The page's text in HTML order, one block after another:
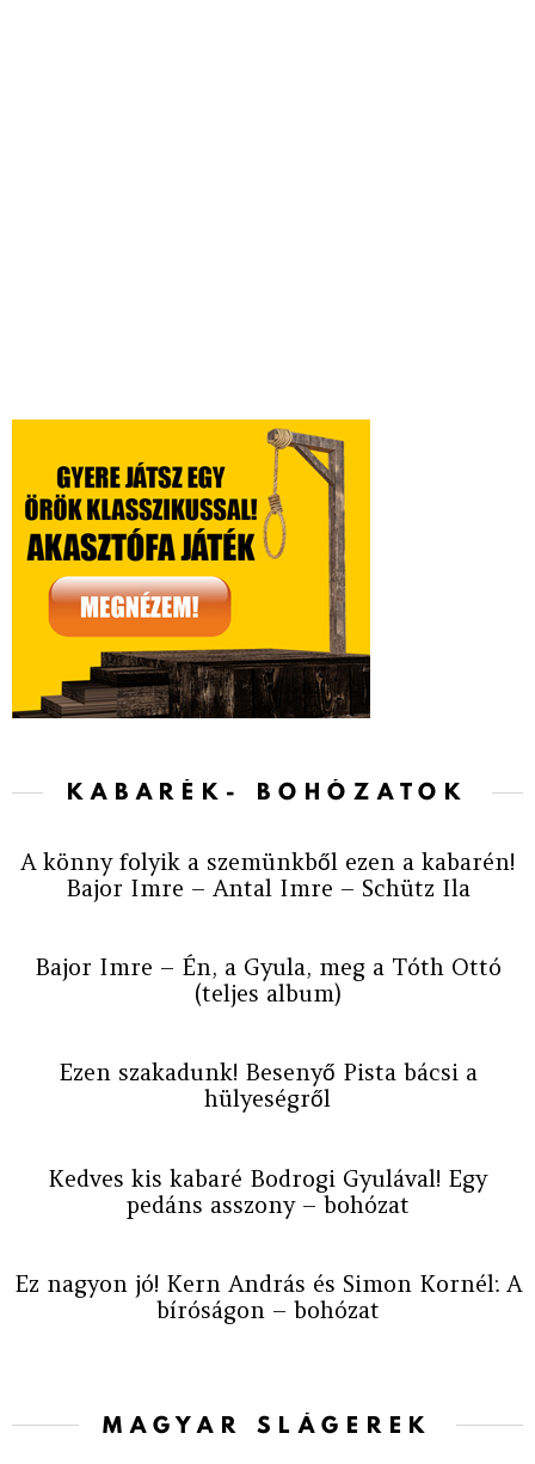
KABARÉK- BOHÓZATOK
A könny folyik a szemünkből ezen a kabarén!
Bajor Imre – Antal Imre – Schütz Ila
Bajor Imre – Én, a Gyula, meg a Tóth Ottó
(teljes album)
Ezen szakadunk! Besenyő Pista bácsi a
hülyeségről
Kedves kis kabaré Bodrogi Gyulával! Egy
pedáns asszony – bohózat
Ez nagyon jó! Kern András és Simon Kornél: A
bíróságon – bohózat
MAGYAR SLÁGEREK